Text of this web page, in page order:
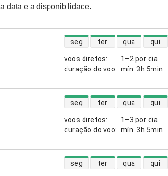
data e a disponibilidade.
voos diretos:
1–2 por dia
duração do voo: mín. 3h 5min
disponibilidade de voos diretos
seg ter qua qui
voos diretos:
1–3 por dia
duração do voo: mín. 3h 5min
disponibilidade de voos diretos
seg ter qua qui
disponibilidade de voos diretos
seg ter qua qui